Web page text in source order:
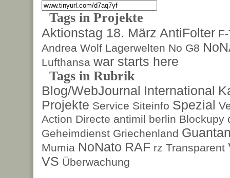
Tags in Projekte
Aktionstag 18. März AntiFolter
Andrea Wolf Lagerwelten No G8
Lufthansa war starts here
Tags in Rubrik
Blog/WebJournal International
Projekte Service Siteinfo Spezial
Action Directe antimil berlin Blockupy
Geheimdienst Griechenland
Mumia NoNato RAF rz Transparent
VS Überwachung